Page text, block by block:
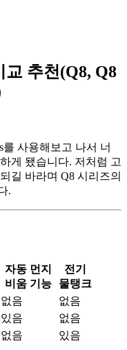
추천(Q8, Q8
사용해보고 나서 너
게 됐습니다. 저처럼 고
길 바라며 Q8 시리즈의
.
자동 먼지
비움 기능
전기
물탱크
없음
없음
있음
없음
없음
있음